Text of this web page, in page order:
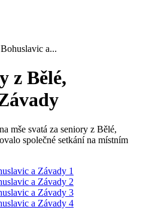
a...
z Bělé,
mše svatá za seniory z Bělé,
společné setkání na místním